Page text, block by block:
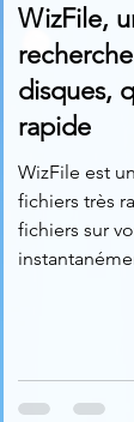
Nirsoft
sociaux
WizFile,
disques,
rapide
WizFile est
fichiers très
fichiers sur